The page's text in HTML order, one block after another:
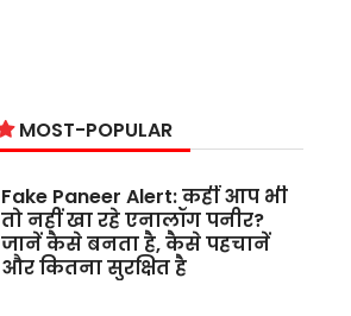
MOST-POPULAR
Fake Paneer Alert: कहीं आप भी
तो नहीं खा रहे एनालॉग पनीर?
जानें कैसे बनता है, कैसे पहचानें
और कितना सुरक्षित है